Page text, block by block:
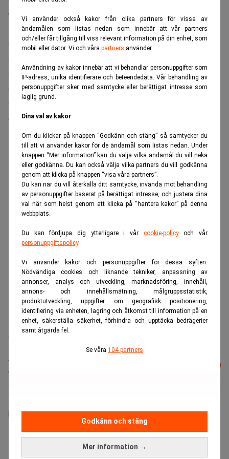
Vi använder också kakor från olika partners för vissa av
ändamålen som listas nedan som innebär att vår partners
och/eller får tillgång till viss relevant information på din enhet, som
mobil eller dator. Vi och våra partners använder.
Användning av kakor innebär att vi behandlar personuppgifter som
IP-adress, unika identifierare och beteendedata. Vår behandling av
personuppgifter sker med samtycke eller berättigat intresse som
laglig grund.
Dina val av kakor
Om du klickar på knappen “Godkänn och stäng” så samtycker du
till att vi använder kakor för de ändamål som listas nedan. Under
knappen “Mer information” kan du välja vilka ändamål du vill neka
eller godkänna. Du kan också välja vilka partners du vill godkänna
genom att klicka på knappen “visa våra partners”.
Du kan när du vill återkalla ditt samtycke, invända mot behandling
av personuppgifter baserat på berättigat intresse, och justera dina
val när som helst genom att klicka på “hantera kakor” på denna
webbplats.
Du kan fördjupa dig ytterligare i vår cookie-policyoch vår
personuppgiftspolicy.
Vi använder kakor och personuppgifter för dessa syften:
Nödvändiga cookies och liknande tekniker, anpassning av
annonser, analys och utveckling, marknadsföring, innehåll,
annons- och innehållsmätning, målgruppsstatistik,
produktutveckling, uppgifter om geografisk positionering,
identifiering via enheten, lagring och åtkomst till information på en
enhet, säkerställa säkerhet, förhindra och upptäcka bedrägerier
samt åtgärda fel.
Se våra 104 partners
Mer information →
Godkänn och stäng
och Schroders trea.
– Det känns fantastiskt roligt. Jag är otroligt stolt. Vi har
arbetat extremt målmedvetet mot de här segmenten och
support under de senaste åren. Det här är ett kvitto på att
arbetet har lönat sig, säger Alfred Bergs vd Thomas
Scherp.
Det är första gången som Prospera gör denna typ av
undersökning.
ANNONS
Svarsfrekvensen var 82 procent.
Läs mer från Realtid - vårt nyhetsbrev
är kostnadsfritt: